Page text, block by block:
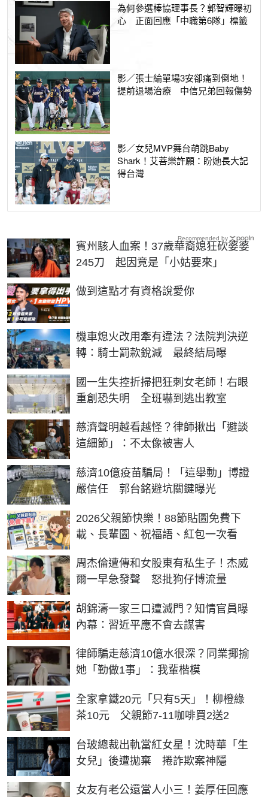
為何參選棒協理事長？郭智輝曝初
心 正面回應「中職第6隊」標籤
影／張士綸單場3安卻痛到倒地！
提前退場治療 中信兄弟回報傷勢
影／女兒MVP舞台萌跳Baby
Shark！艾菩樂許願：盼她長大記
得台灣
賓州駭人血案！37歲華裔媳狂砍婆婆
245刀 起因竟是「小姑要來」
做到這點才有資格說愛你
PR
機車熄火改用牽有違法？法院判決逆
轉：騎士罰款銳減 最終結局曝
國一生失控折掃把狂刺女老師！右眼
重創恐失明 全班嚇到逃出教室
慈濟聲明越看越怪？律師揪出「避談
這細節」：不太像被害人
慈濟10億疫苗騙局！「這舉動」博證
嚴信任 郭台銘避坑關鍵曝光
2026父親節快樂！88節貼圖免費下
載、長輩圖、祝福語、紅包一次看
周杰倫遭傳和女股東有私生子！杰威
爾一早急發聲 怒批狗仔博流量
胡錦濤一家三口遭滅門？知情官員曝
內幕：習近平應不會去謀害
律師騙走慈濟10億水很深？同業揶揄
她「勤做1事」：我輩楷模
全家拿鐵20元「只有5天」！柳橙綠
茶10元 父親節7-11咖啡買2送2
台玻總裁出軌當紅女星！沈時華「生
女兒」後遭拋棄 捲詐欺案神隱
女友有老公還當人小三！姜厚任回應
Recommended by